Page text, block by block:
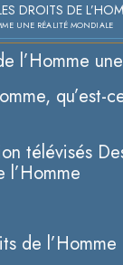
DROITS DE
UNE RÉALITÉ MONDIALE
l’Homme
qu’est-
télévisés
l’Homme
de l’Homme